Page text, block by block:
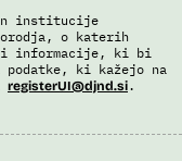
in institucije
orodja, o katerih
informacije, ki bi
ki kažejo na
registerUI@djnd.si.